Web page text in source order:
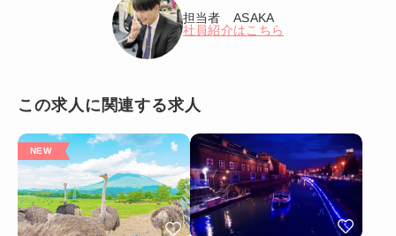
担当者 ASAKA
社員紹介はこちら
この求人に関連する求人